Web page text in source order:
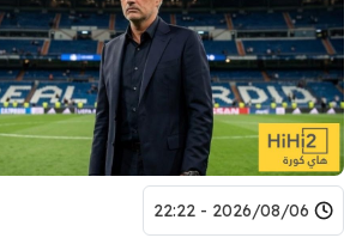
2026/08/06 - 22:22